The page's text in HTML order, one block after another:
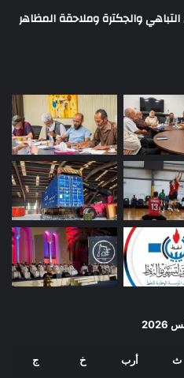
والجكترة وملاحقة المظاهر
ث أرب خ ج